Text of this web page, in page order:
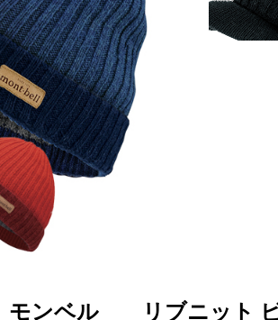
モンベル リブニット